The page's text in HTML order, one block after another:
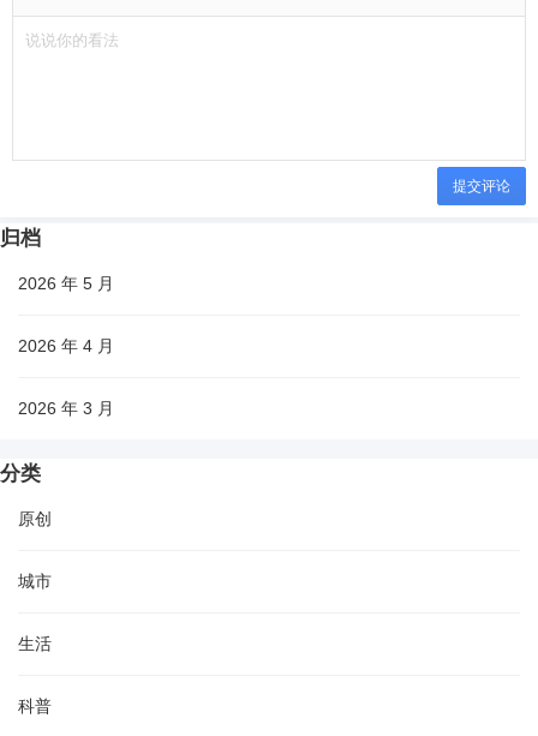
提交评论
归档
2026 年 5 月
2026 年 4 月
2026 年 3 月
分类
原创
城市
生活
科普